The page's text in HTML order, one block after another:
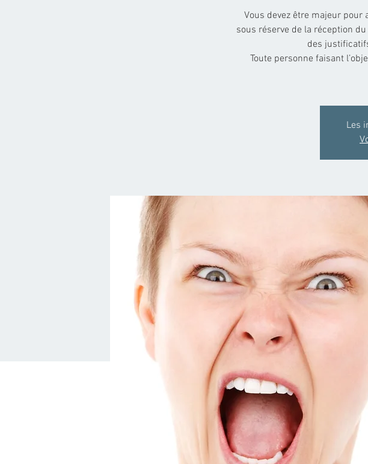
Vous devez être majeur
sous réserve de la réception
des
Toute personne faisant
Les